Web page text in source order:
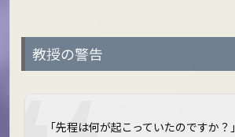
教授の警告
「先程は何が起こっていたのですか？」